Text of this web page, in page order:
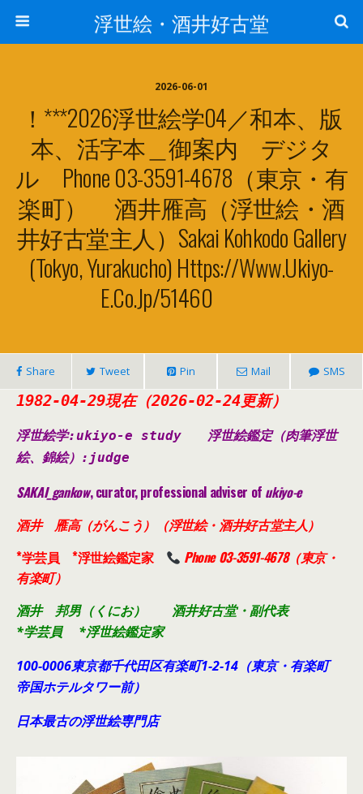
浮世絵・酒井好古堂
2026-06-01
！***2026浮世絵学04／和本、版
本、活字本＿御案内 デジタ
ル Phone 03-3591-4678（東京・有
楽町） 酒井雁高（浮世絵・酒
井好古堂主人）sakai Kohkodo Gallery
(Tokyo, Yurakucho) Https://www.ukiyo-
E.co.jp/51460
Share Tweet Pin Mail SMS
1982-04-29現在（2026-02-24更新）
浮世絵学:ukiyo-e study 浮世絵鑑定（肉筆浮世
絵、錦絵） :judge
SAKAI_gankow, curator, professional adviser of ukiyo-e
酒井 雁高（がんこう）（浮世絵・酒井好古堂主人）
*学芸員 *浮世絵鑑定家
Phone 03-3591-4678（東京・
有楽町）
酒井 邦男（くにお） 酒井好古堂・副代表
*学芸員 *浮世絵鑑定家
100-0006東京都千代田区有楽町1-2-14（東京・有楽町
帝国ホテルタワー前）
日本最古の浮世絵専門店